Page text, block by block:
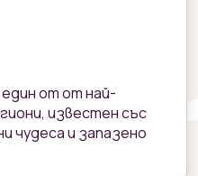
от от най-
известен със
чудеса и запазено